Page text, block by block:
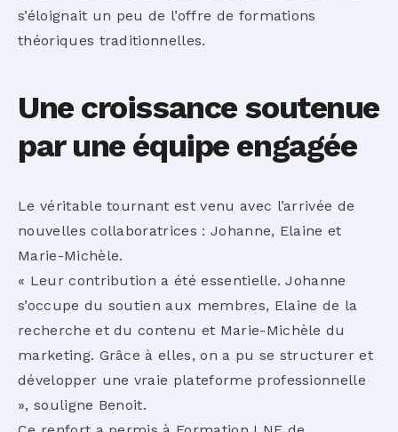
s’éloignait un peu de l’offre de formations
théoriques traditionnelles.
Une croissance soutenue
par une équipe engagée
Le véritable tournant est venu avec l’arrivée de
nouvelles collaboratrices : Johanne, Elaine et
Marie-Michèle.
« Leur contribution a été essentielle. Johanne
s’occupe du soutien aux membres, Elaine de la
recherche et du contenu et Marie-Michèle du
marketing. Grâce à elles, on a pu se structurer et
développer une vraie plateforme professionnelle
», souligne Benoit.